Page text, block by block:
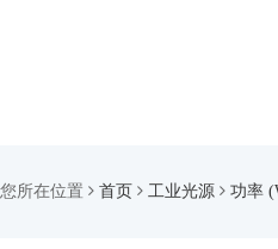
您所在位置 首页 工业光源 功率